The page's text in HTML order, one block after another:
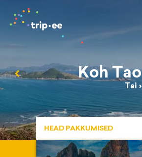
‹ Koh Tao
Tai ›
HEAD PAKKUMISED